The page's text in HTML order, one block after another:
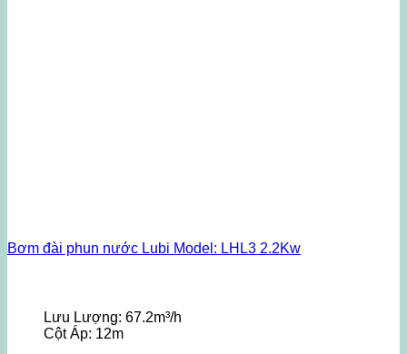
Bơm đài phun nước Lubi Model: LHL3 2.2Kw
Lưu Lượng: 67.2m³/h
Cột Áp: 12m